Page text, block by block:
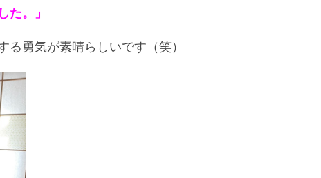
た。」
勇気が素晴らしいです（笑）